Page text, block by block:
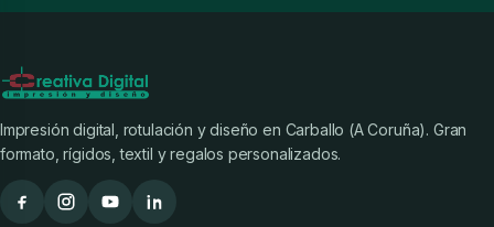
Impresión digital, rotulación y diseño en Carballo (A Coruña). Gran
formato, rígidos, textil y regalos personalizados.